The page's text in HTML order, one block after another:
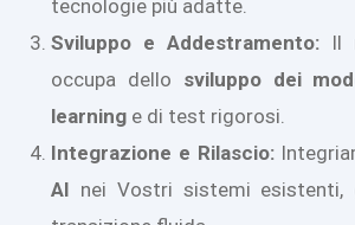
tecnologie più adatte.
Sviluppo e Addestramento: Il
occupa dello sviluppo dei
learning e di test rigorosi.
Integrazione e Rilascio:
AI nei Vostri sistemi esistenti,